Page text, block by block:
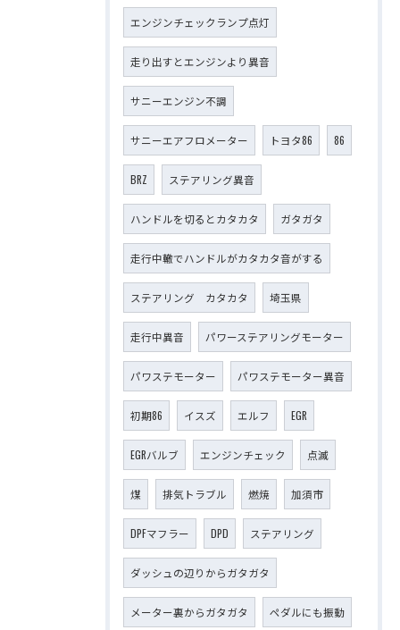
エンジンチェックランプ点灯
走り出すとエンジンより異音
サニーエンジン不調
サニーエアフロメーター トヨタ86 86
BRZ ステアリング異音
ハンドルを切るとカタカタ ガタガタ
走行中轍でハンドルがカタカタ音がする
ステアリング カタカタ 埼玉県
走行中異音 パワーステアリングモーター
パワステモーター パワステモーター異音
初期86 イスズ エルフ EGR
EGRバルブ エンジンチェック 点滅
煤 排気トラブル 燃焼 加須市
DPFマフラー DPD ステアリング
ダッシュの辺りからガタガタ
メーター裏からガタガタ ペダルにも振動